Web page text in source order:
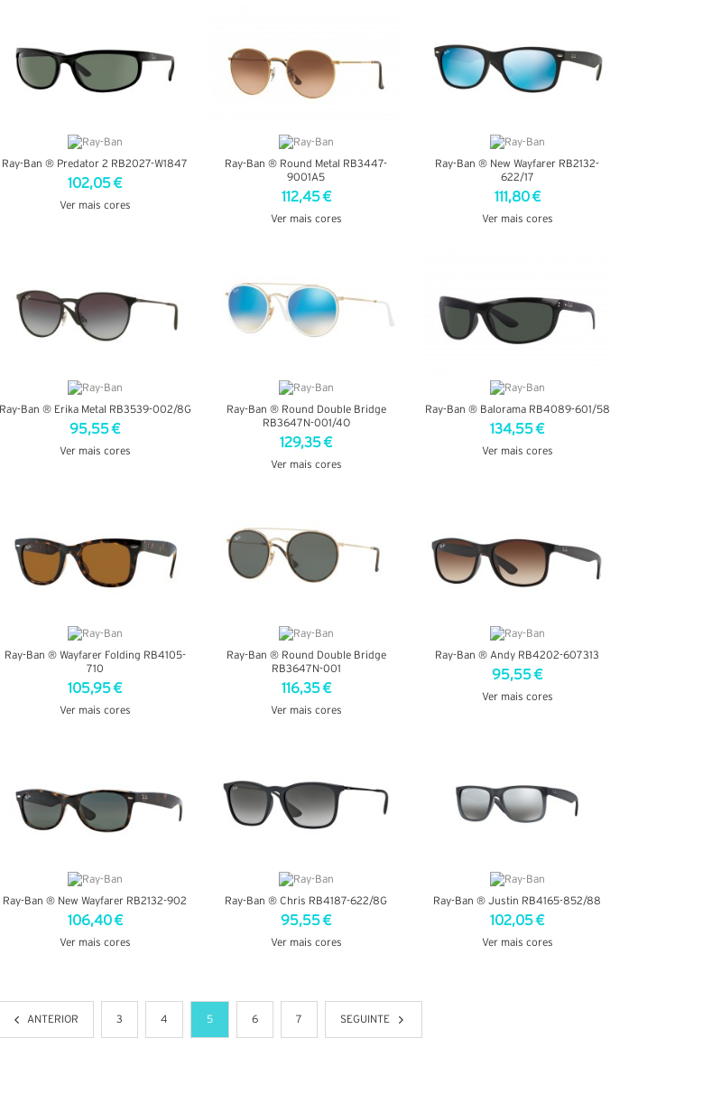
Ray-Ban ® Predator 2 RB2027-W1847
102,05 €
Ver mais cores
Ray-Ban ® Round Metal RB3447-
9001A5
112,45 €
Ver mais cores
Ray-Ban ® New Wayfarer RB2132-
622/17
111,80 €
Ver mais cores
Ray-Ban ® Erika Metal RB3539-002/8G
95,55 €
Ver mais cores
Ray-Ban ® Round Double Bridge
RB3647N-001/4O
129,35 €
Ver mais cores
Ray-Ban ® Balorama RB4089-601/58
134,55 €
Ver mais cores
Ray-Ban ® Wayfarer Folding RB4105-
710
105,95 €
Ver mais cores
Ray-Ban ® Round Double Bridge
RB3647N-001
116,35 €
Ver mais cores
Ray-Ban ® Andy RB4202-607313
95,55 €
Ver mais cores
Ray-Ban ® New Wayfarer RB2132-902
106,40 €
Ver mais cores
Ray-Ban ® Chris RB4187-622/8G
95,55 €
Ver mais cores
Ray-Ban ® Justin RB4165-852/88
102,05 €
Ver mais cores
ANTERIOR 3 4 5 6 7 SEGUINTE